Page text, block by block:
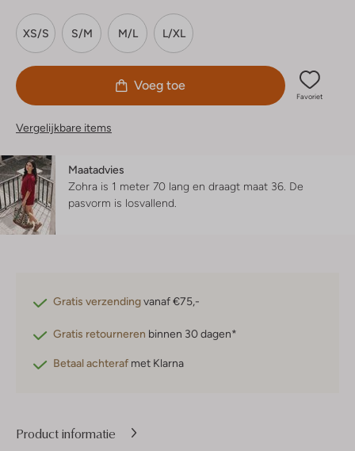
XS/S S/M M/L L/XL
Voeg toe
Favoriet
Vergelijkbare items
Maatadvies
Zohra is 1 meter 70 lang en draagt maat 36. De
pasvorm is losvallend
Gratis verzendingvanaf €75,-
Gratis retourneren binnen 30 dagen*
Betaal achteraf met Klarna
Product informatie